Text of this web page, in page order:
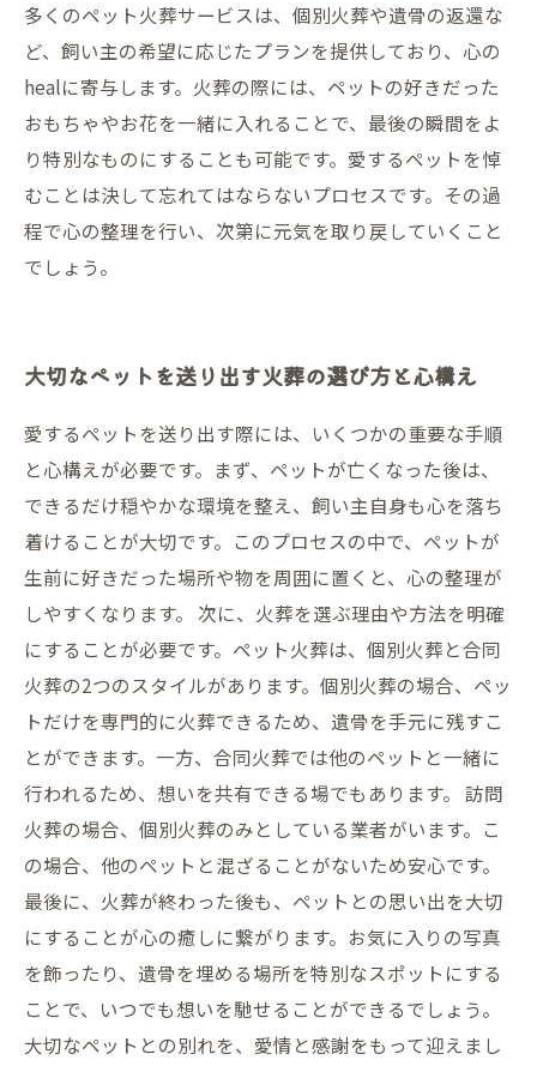
多くのペット火葬サービスは、個別火葬や遺骨の返還な
ど、飼い主の希望に応じたプランを提供しており、心の
healに寄与します。火葬の際には、ペットの好きだった
おもちゃやお花を一緒に入れることで、最後の瞬間をよ
り特別なものにすることも可能です。愛するペットを悼
むことは決して忘れてはならないプロセスです。その過
程で心の整理を行い、次第に元気を取り戻していくこと
でしょう。
大切なペットを送り出す火葬の選び方と心構え
愛するペットを送り出す際には、いくつかの重要な手順
と心構えが必要です。まず、ペットが亡くなった後は、
できるだけ穏やかな環境を整え、飼い主自身も心を落ち
着けることが大切です。このプロセスの中で、ペットが
生前に好きだった場所や物を周囲に置くと、心の整理が
しやすくなります。 次に、火葬を選ぶ理由や方法を明確
にすることが必要です。ペット火葬は、個別火葬と合同
火葬の2つのスタイルがあります。個別火葬の場合、ペッ
トだけを専門的に火葬できるため、遺骨を手元に残すこ
とができます。一方、合同火葬では他のペットと一緒に
行われるため、想いを共有できる場でもあります。 訪問
火葬の場合、個別火葬のみとしている業者がいます。こ
の場合、他のペットと混ざることがないため安心です。
最後に、火葬が終わった後も、ペットとの思い出を大切
にすることが心の癒しに繋がります。お気に入りの写真
を飾ったり、遺骨を埋める場所を特別なスポットにする
ことで、いつでも想いを馳せることができるでしょう。
大切なペットとの別れを、愛情と感謝をもって迎えまし